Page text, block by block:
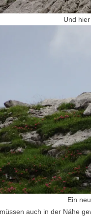
Und
Ein
auch in der Nähe